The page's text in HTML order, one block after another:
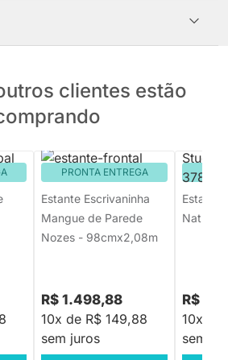
clientes estão
PRONTA ENTREGA
Estante Escrivaninha
Mangue de Parede
Nozes - 98cmx2,08m
R$ 1.498,88
10x de R$ 149,88
sem juros
Estante
Natural
R$
10x de
sem